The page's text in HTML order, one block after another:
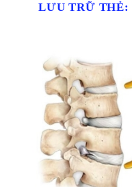
LƯU TRỮ THẺ: